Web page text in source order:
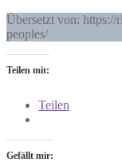
Übersetzt von:
peoples/
Teilen mit:
Teilen
Gefällt mir: